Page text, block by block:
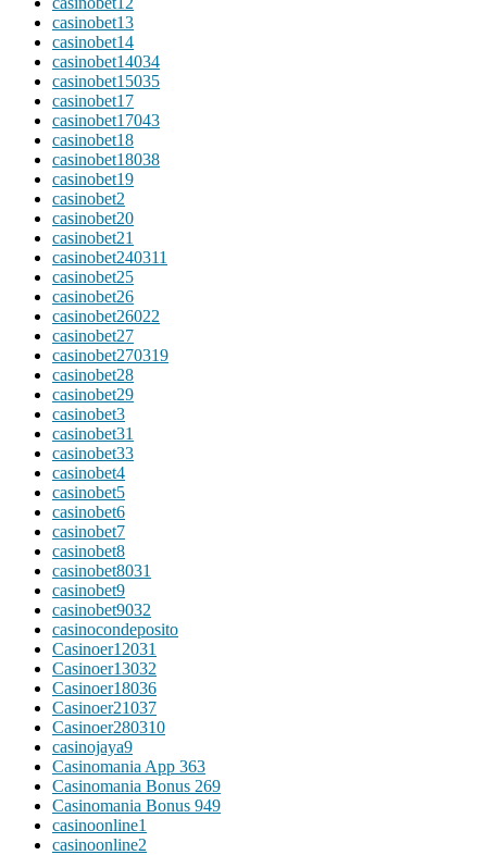
casinobet13
casinobet14
casinobet14034
casinobet15035
casinobet17
casinobet17043
casinobet18
casinobet18038
casinobet19
casinobet2
casinobet20
casinobet21
casinobet240311
casinobet25
casinobet26
casinobet26022
casinobet27
casinobet270319
casinobet28
casinobet29
casinobet3
casinobet31
casinobet33
casinobet4
casinobet5
casinobet6
casinobet7
casinobet8
casinobet8031
casinobet9
casinobet9032
casinocondeposito
Casinoer12031
Casinoer13032
Casinoer18036
Casinoer21037
Casinoer280310
casinojaya9
Casinomania App 363
Casinomania Bonus 269
Casinomania Bonus 949
casinoonline1
casinoonline2